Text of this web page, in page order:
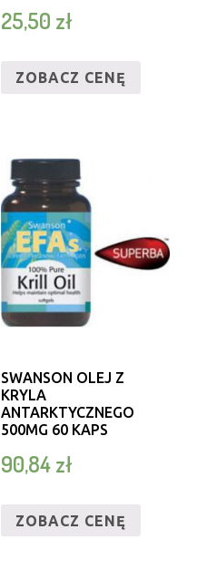
25,50 zł
ZOBACZ CENĘ
SWANSON OLEJ Z
KRYLA
ANTARKTYCZNEGO
500MG 60 KAPS
90,84zł
ZOBACZ CENĘ